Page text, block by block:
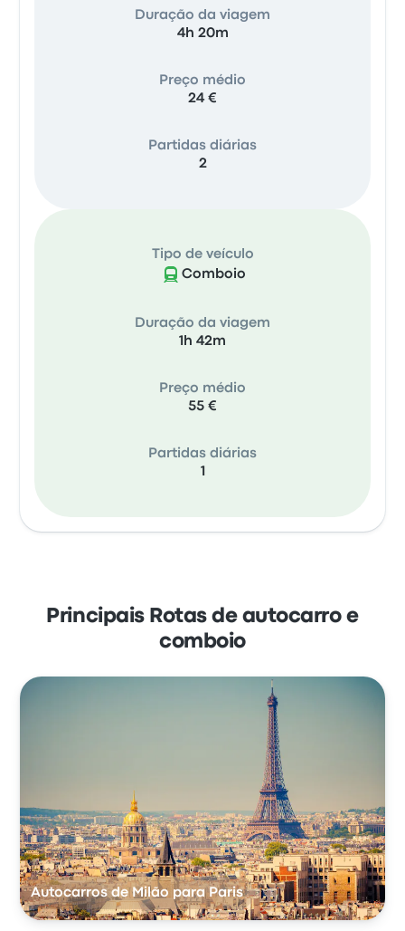
Duração da viagem
4h 20m
Preço médio
24 €
Partidas diárias
2
Tipo de veículo
Comboio
Duração da viagem
1h 42m
Preço médio
55 €
Partidas diárias
1
Principais Rotas de autocarro e
comboio
Autocarros de Milão para Paris